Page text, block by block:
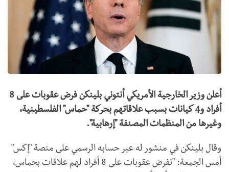
أعلن وزير الخارجية الأمريكي أنتوني بلينكن فرض عقوبات على 8
أفراد و4 كيانات بسبب علاقاتهم بحركة "حماس" الفلسطينية،
وغيرها من المنظمات المصنفة "إرهابية".
وقال بلينكن في منشور له عبر حسابه الرسمي على منصة "إكس"
أمس الجمعة: "نفرض عقوبات على 8 أفراد لهم علاقات بحماس،